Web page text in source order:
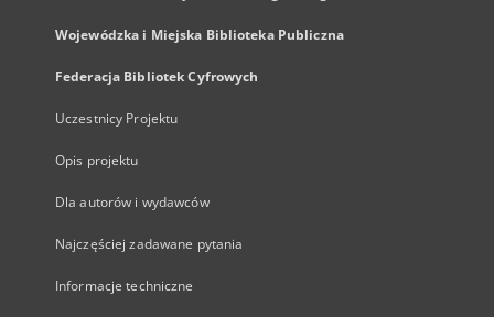
Wojewódzka i Miejska Biblioteka Publiczna
Federacja Bibliotek Cyfrowych
Uczestnicy Projektu
Opis projektu
Dla autorów i wydawców
Najczęściej zadawane pytania
Informacje techniczne